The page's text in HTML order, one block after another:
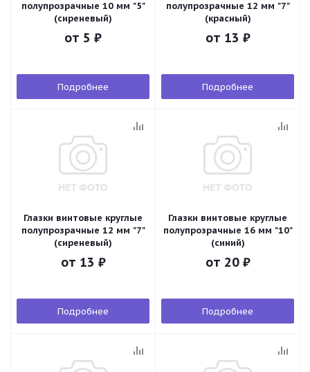
полупрозрачные 10 мм "5"
(сиреневый)
от 5 ₽
Подробнее
полупрозрачные 12 мм "7"
(красный)
от 13 ₽
Подробнее
Глазки винтовые круглые
полупрозрачные 12 мм "7"
(сиреневый)
от 13 ₽
Подробнее
Глазки винтовые круглые
полупрозрачные 16 мм "10"
(синий)
от 20 ₽
Подробнее